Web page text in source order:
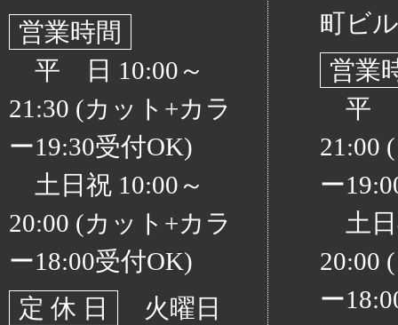
営業時間
平 日 10:00～
21:30 (カット+カラ
ー19:30受付OK)
土日祝 10:00～
20:00 (カット+カラ
ー18:00受付OK)
定 休 日
火曜日
町ビ
営業
平
21:00
ー
土日
20:00
ー